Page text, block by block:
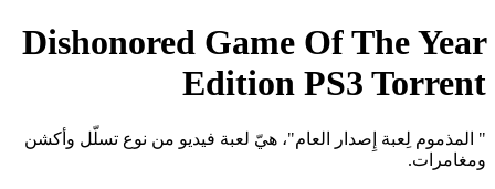
Dishonored Game Of The Year
Edition PS3 Torrent
" المذموم لِعبة إِصدار العام"، هيّ لعبة فيديو من نوع تسلّل وأكشن
ومغامرات.